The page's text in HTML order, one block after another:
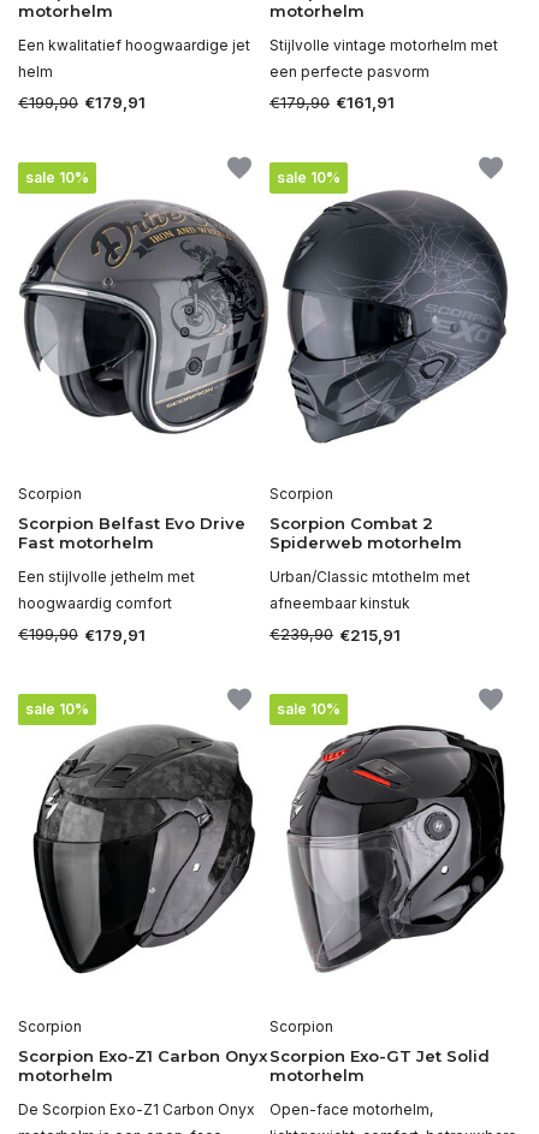
motorhelm
Een kwalitatief hoogwaardige jet
helm
€199,90 €179,91
motorhelm
Stijlvolle vintage motorhelm met
een perfecte pasvorm
€179,90 €161,91
sale 10%
Scorpion
Scorpion Belfast Evo Drive
Fast motorhelm
Een stijlvolle jethelm met
hoogwaardig comfort
€199,90 €179,91
sale 10%
Scorpion
Scorpion Combat 2
Spiderweb motorhelm
Urban/Classic mtothelm met
afneembaar kinstuk
€239,90 €215,91
sale 10%
Scorpion
Scorpion Exo-Z1 Carbon Onyx
motorhelm
De Scorpion Exo-Z1 Carbon Onyx
sale 10%
Scorpion
Scorpion Exo-GT Jet Solid
motorhelm
Open-face motorhelm,